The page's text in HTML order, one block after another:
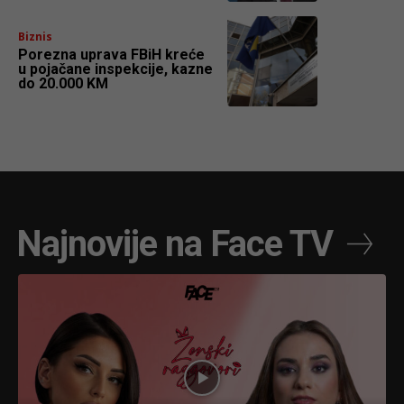
Biznis
Porezna uprava FBiH kreće
u pojačane inspekcije, kazne
do 20.000 KM
Najnovije na Face TV